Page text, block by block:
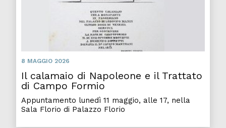
8 MAGGIO 2026
Il calamaio di Napoleone e il Trattato
di Campo Formio
Appuntamento lunedì 11 maggio, alle 17, nella
Sala Florio di Palazzo Florio